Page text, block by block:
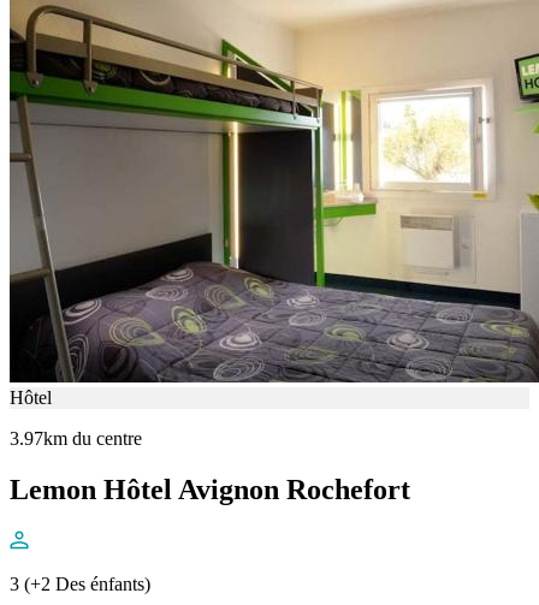
Hôtel
3.97km du centre
Lemon Hôtel Avignon Rochefort
3 (+2 Des énfants)